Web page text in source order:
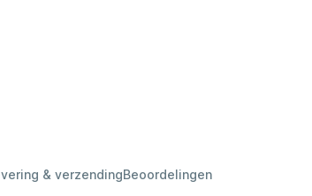
& verzendingBeoordelingen